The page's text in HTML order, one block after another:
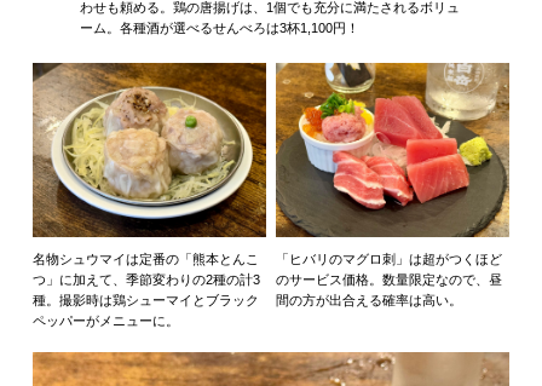
わせも頼める。鶏の唐揚げは、1個でも充分に満たされるボリュ
ーム。各種酒が選べるせんべろは3杯1,100円！
名物シュウマイは定番の「熊本とんこ
つ」に加えて、季節変わりの2種の計3
種。撮影時は鶏シューマイとブラック
ペッパーがメニューに。
「ヒバリのマグロ刺」は超がつくほど
のサービス価格。数量限定なので、昼
間の方が出合える確率は高い。